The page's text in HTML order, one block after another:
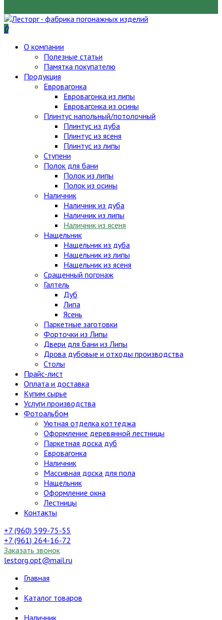
0
О компании
Полезные статьи
Памятка покупателю
Продукция
Евровагонка
Евровагонка из липы
Евровагонка из осины
Плинтус напольный/потолочный
Плинтус из дуба
Плинтус из ясеня
Плинтус из липы
Ступени
Полок для бани
Полок из липы
Полок из осины
Наличник
Наличник из дуба
Наличник из липы
Наличник из ясеня
Нащельник
Нащельник из дуба
Нащельник из липы
Нащельник из ясеня
Сращенный погонаж
Галтель
Дуб
Липа
Ясень
Паркетные заготовки
Форточки из Липы
Двери для бани из Липы
Дрова дубовые и отходы производства
Столы
Прайс-лист
Оплата и доставка
Купим сырье
Услуги производства
Фотоальбом
Уютная отделка коттеджа
Оформление деревянной лестницы
Паркетная доска дуб
Евровагонка
Наличник
Массивная доска для пола
Нащельник
Оформление окна
Лестницы
Контакты
+7 (960) 599-75-55
+7 (961) 264-16-72
Заказать звонок
lestorg.opt@mail.ru
Главная
Каталог товаров
Наличник